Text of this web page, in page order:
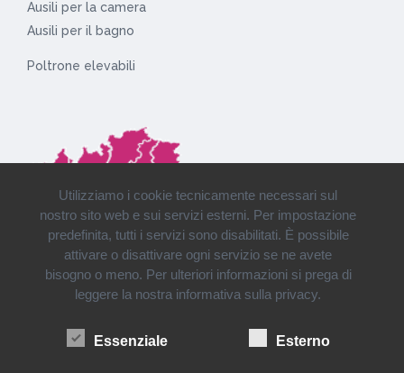
Ausili per la camera
Ausili per il bagno
Poltrone elevabili
Installazioni e consegne in tutto il Nord Italia
Utilizziamo i cookie tecnicamente necessari sul
nostro sito web e sui servizi esterni. Per impostazione
predefinita, tutti i servizi sono disabilitati. È possibile
attivare o disattivare ogni servizio se ne avete
bisogno o meno. Per ulteriori informazioni si prega di
leggere la nostra informativa sulla privacy.
Essenziale Esterno